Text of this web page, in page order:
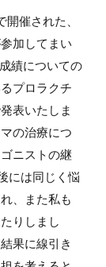
催された、
加してまい
績についての
プロラクチ
表いたしま
の治療につ
ニストの継
には同じく悩
、また私も
りしまし
果に線引き